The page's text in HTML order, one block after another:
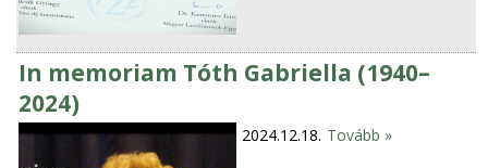
In memoriam Tóth Gabriella (1940–
2024)
2024.12.18. Tovább »